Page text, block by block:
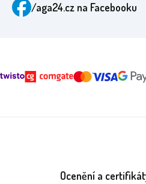
/aga24.cz na Facebooku
Ocenění a